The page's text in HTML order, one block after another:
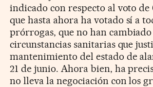
indicado con respecto al voto de
que hasta ahora ha votado sí a
prórrogas, que no han cambiado
circunstancias sanitarias que
mantenimiento del estado de
21 de junio. Ahora bien, ha
no lleva la negociación con los